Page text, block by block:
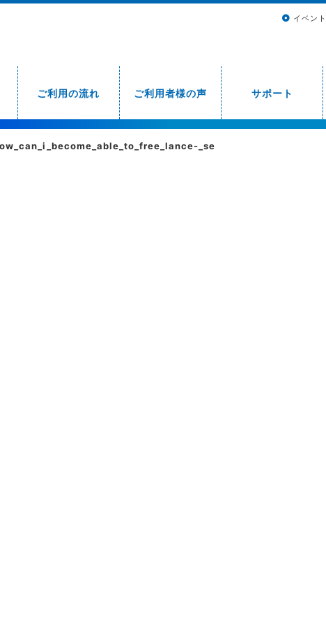
イベン
ご利用の流れ ご利用者様の声 サポート
_se